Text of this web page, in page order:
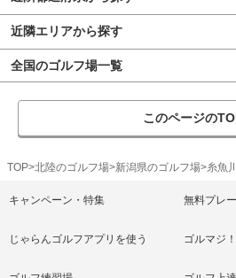
近隣エリアから探す
全国のゴルフ場一覧
このページの
TOP 北陸のゴルフ場 新潟県のゴルフ場 糸魚
キャンペーン・特集 無料プレ
じゃらんゴルフアプリを使う ゴルマジ！